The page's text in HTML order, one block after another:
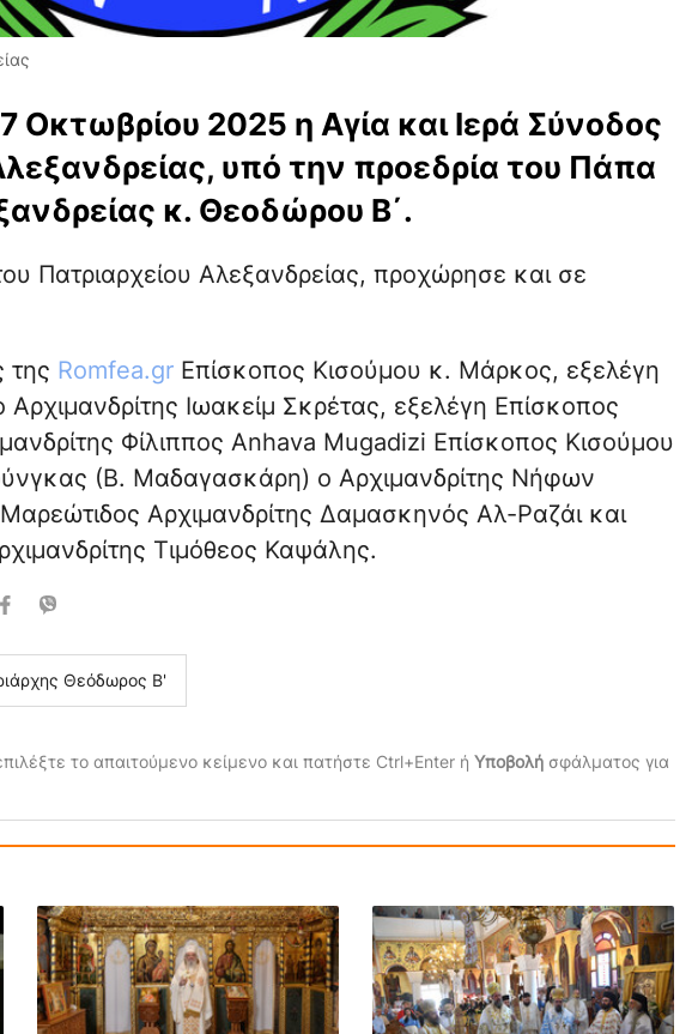
Οκτωβρίου 2025 η Αγία και Ιερά Σύνοδος
υπό την προεδρία του Πάπα
κ. Θεοδώρου Β΄.
Πατριαρχείου Αλεξανδρείας, προχώρησε και σε
της Romfea.grΕπίσκοπος Κισούμου κ. Μάρκος, εξελέγη
Ιωακείμ Σκρέτας, εξελέγη Επίσκοπος
Φίλιππος Anhava Mugadizi Επίσκοπος Κισούμου
(Β. Μαδαγασκάρη) ο Αρχιμανδρίτης Νήφων
Αρχιμανδρίτης Δαμασκηνός Αλ-Ραζάι και
Τιμόθεος Καψάλης.
Θεόδωρος Β'
το απαιτούμενο κείμενο και πατήστε Ctrl+Enter ή Υποβολήσφάλματος για